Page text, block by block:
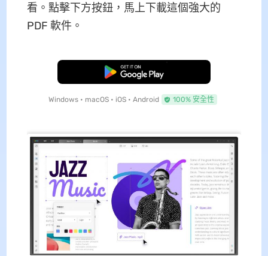
看。點擊下方按鈕，馬上下載這個強大的
PDF 軟件。
免費下載
Windows • macOS • iOS • Android 100% 安全性